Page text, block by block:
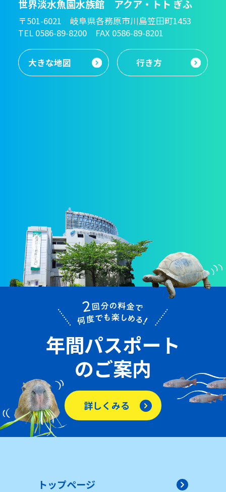
世界淡水魚園水族館 アクア・トト ぎふ
〒501-6021 岐阜県各務原市川島笠田町1453
TEL 0586-89-8200 FAX 0586-89-8201
大きな地図 行き方
年間パスポート
のご案内
詳しくみる
トップページ